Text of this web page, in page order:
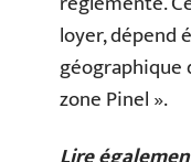
loyer, dépend
géographique
zone Pinel ».